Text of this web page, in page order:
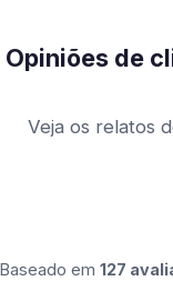
Opiniões de
Veja os relatos
Baseado em 127